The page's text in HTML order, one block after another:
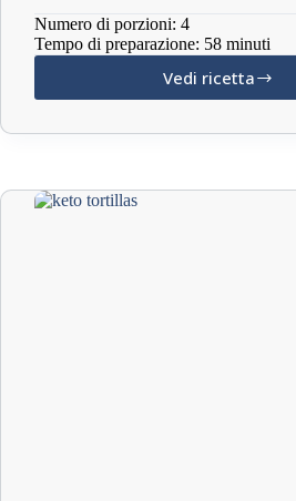
Numero di porzioni: 4
Tempo di preparazione: 58 minuti
Vedi ricettaCasseruola